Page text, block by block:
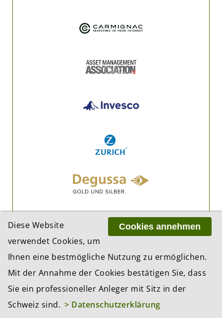
Cookies annehmen
Diese Website
verwendet Cookies, um
Ihnen eine bestmögliche Nutzung zu ermöglichen.
Mit der Annahme der Cookies bestätigen Sie, dass
Sie ein professioneller Anleger mit Sitz in der
Schweiz sind. > Datenschutzerklärung